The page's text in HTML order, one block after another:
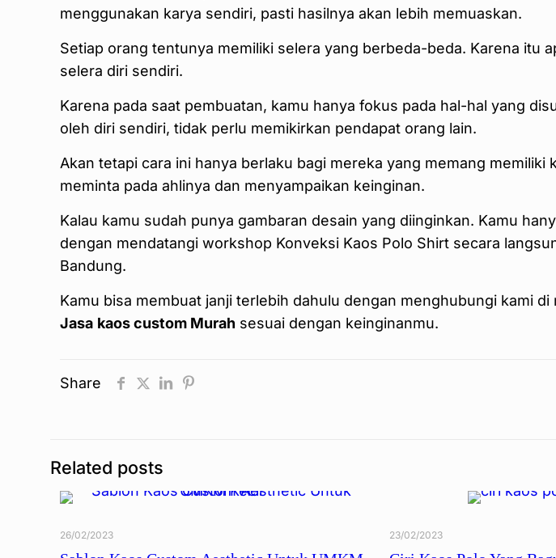
menggunakan karya sendiri, pasti hasilnya akan lebih memuaskan.
Setiap orang tentunya memiliki selera yang berbeda-beda. Karena itu
selera diri sendiri.
Karena pada saat pembuatan, kamu hanya fokus pada hal-hal yang
oleh diri sendiri, tidak perlu memikirkan pendapat orang lain.
Akan tetapi cara ini hanya berlaku bagi mereka yang memang
meminta pada ahlinya dan menyampaikan keinginan.
Kalau kamu sudah punya gambaran desain yang diinginkan. Kamu
dengan mendatangi workshop Konveksi Kaos Polo Shirt secara
Bandung.
Kamu bisa membuat janji terlebih dahulu dengan menghubungi kami
Jasa kaos custom Murah sesuai dengan keinginanmu.
Share
Related posts
26/02/2023 23/02/2023